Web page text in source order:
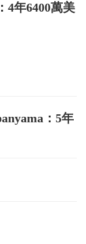
4年6400萬美
：5年